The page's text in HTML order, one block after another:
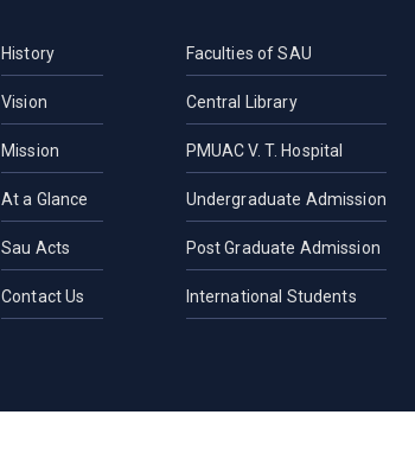
History
Vision
Mission
At a Glance
Sau Acts
Contact Us
Faculties of SAU
Central Library
PMUAC V. T. Hospital
Undergraduate Admission
Post Graduate Admission
International Students